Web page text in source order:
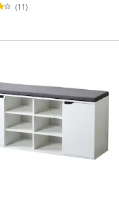
(11)